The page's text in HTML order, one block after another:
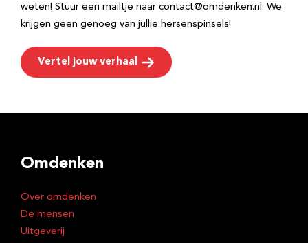
weten! Stuur een mailtje naar contact@omdenken.nl. We
krijgen geen genoeg van jullie hersenspinsels!
Vertel jouw verhaal
Omdenken
Over omdenken
De mensen
Uitgeverij